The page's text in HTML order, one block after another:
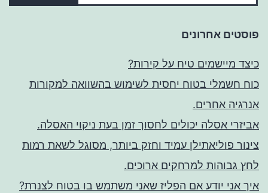
פוסטים אחרונים
כיצד מיישמים טיח על קירות?
כוח חשמלי בטוח יחסית לשימוש בהשוואה למקורות
אנרגיה אחרים.
אביזרי אסלה יכולים לחסוך זמן בעת ניקוי האסלה.
צינור פוליאתילן עמיד וחזק ביותר, מסוגל לשאת רמות
לחץ גבוהות למרחקים ארוכים.
איך אני יודע אם הפליז שאני משתמש בו בטוח לצנרת?